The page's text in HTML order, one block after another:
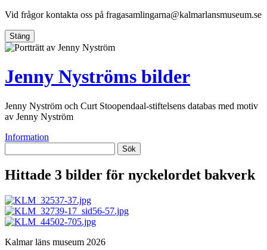
Vid frågor kontakta oss på fragasamlingarna@kalmarlansmuseum.se
Stäng
Jenny Nyströms bilder
Jenny Nyström och Curt Stoopendaal-stiftelsens databas med motiv
av Jenny Nyström
Information
Sök
Hittade 3 bilder för nyckelordet bakverk
Kalmar läns museum 2026